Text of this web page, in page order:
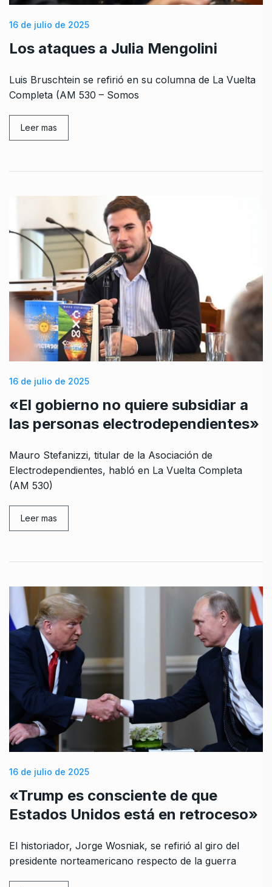
16 de julio de 2025
Los ataques a Julia Mengolini
Luis Bruschtein se refirió en su columna de La Vuelta
Completa (AM 530 – Somos
Leer mas
16 de julio de 2025
«El gobierno no quiere subsidiar a
las personas electrodependientes»
Mauro Stefanizzi, titular de la Asociación de
Electrodependientes, habló en La Vuelta Completa
(AM 530)
Leer mas
16 de julio de 2025
«Trump es consciente de que
Estados Unidos está en retroceso»
El historiador, Jorge Wosniak, se refirió al giro del
presidente norteamericano respecto de la guerra